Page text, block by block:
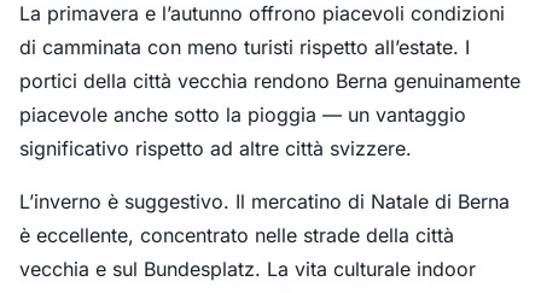
La primavera e l’autunno offrono piacevoli condizioni
di camminata con meno turisti rispetto all’estate. I
portici della città vecchia rendono Berna genuinamente
piacevole anche sotto la pioggia — un vantaggio
significativo rispetto ad altre città svizzere.
L’inverno è suggestivo. Il mercatino di Natale di Berna
è eccellente, concentrato nelle strade della città
vecchia e sul Bundesplatz. La vita culturale indoor